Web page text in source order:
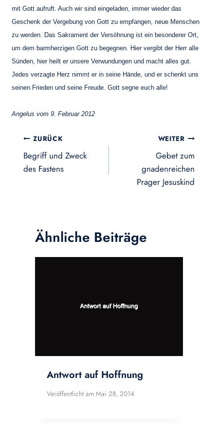
mit Gott aufruft. Auch wir sind eingeladen, immer wieder das
Geschenk der Vergebung von Gott zu empfangen, neue Menschen
zu werden. Das Sakrament der Versöhnung ist ein besonderer Ort,
um dem barmherzigen Gott zu begegnen. Hier vergibt der Herr alle
Sünden, hier heilt er unsere Verwundungen und macht alles gut.
Jedes verzagte Herz nimmt er in seine Hände, und er schenkt uns
seinen Frieden und seine Freude. Gott segne euch alle!
Angelus vom 9. Februar 2012
Beitragsnavigation
ZURÜCK
Begriff und Zweck
des Fastens
WEITER
Gebet zum
gnadenreichen
Prager Jesuskind
Ähnliche Beiträge
Antwort auf Hoffnung
Veröffentlicht am Mai 28, 2014